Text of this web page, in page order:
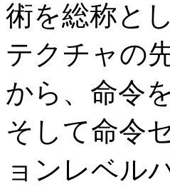
術を総称と
テクチャの
から、命令
そして命令
ョンレベル